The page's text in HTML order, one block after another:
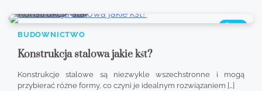
361
BUDOWNICTWO
Konstrukcja stalowa jakie kśt?
Konstrukcje stalowe są niezwykle wszechstronne i mogą
przybierać różne formy, co czyni je idealnym rozwiązaniem […]